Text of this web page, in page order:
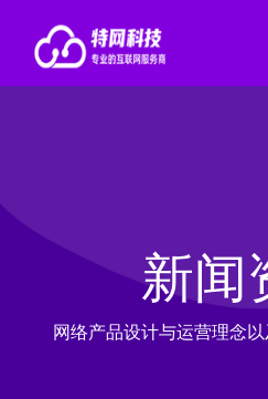
新闻
网络产品设计与运营理念